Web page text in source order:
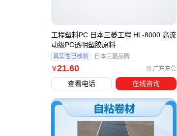
￥21.60 广东东莞
工程塑料PC 日本三菱工程 HL-8000 高流
动级PC透明塑胶原料
真实性已核验 日本三菱品牌
查看电话 在线咨询